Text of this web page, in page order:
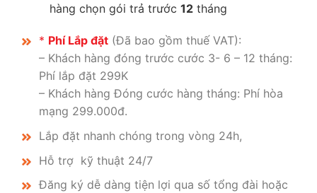
hàng chọn gói trả trước 12 tháng
* Phí Lắp đặt (Đã bao gồm thuế VAT):
– Khách hàng đóng trước cước 3- 6 – 12 tháng:
Phí lắp đặt 299K
– Khách hàng Đóng cước hàng tháng: Phí hòa
mạng 299.000đ.
Lắp đặt nhanh chóng trong vòng 24h,
Hỗ trợ kỹ thuật 24/7
Đăng ký dễ dàng tiện lợi qua số tổng đài hoặc